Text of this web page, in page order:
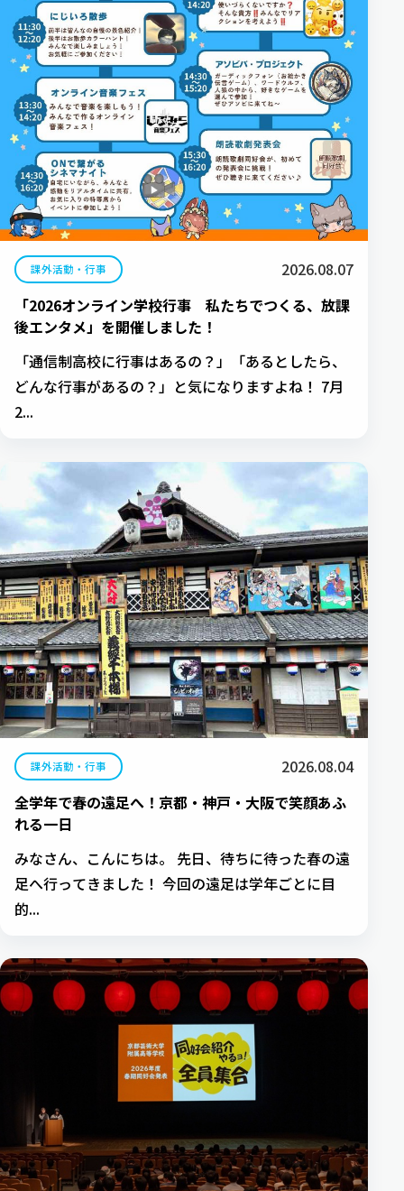
課外活動・行事
2026.08.07
「2026オンライン学校行事 私たちでつくる、放課
後エンタメ」を開催しました！
「通信制高校に行事はあるの？」「あるとしたら、
どんな行事があるの？」と気になりますよね！ 7月
2...
課外活動・行事
2026.08.04
全学年で春の遠足へ！京都・神戸・大阪で笑顔あふ
れる一日
みなさん、こんにちは。 先日、待ちに待った春の遠
足へ行ってきました！ 今回の遠足は学年ごとに目
的...